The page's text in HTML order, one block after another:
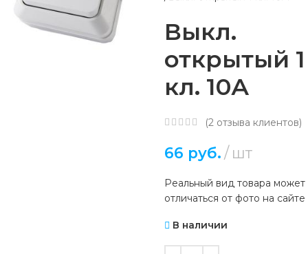
Выкл.
открытый 1
кл. 10А
(2отзыва клиентов)
66 руб. шт
Реальный вид товара может
отличаться от фото на сайте
В наличии